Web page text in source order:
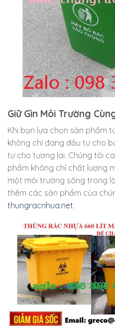
Giữ Gìn Môi Trường
Khi bạn lựa chọn sản phẩm
không chỉ đang đầu tư cho
tư cho tương lai. Chúng tôi
phẩm không chỉ chất lượng
một môi trường sống trong
thêm các sản phẩm của
thungracnhua.net.